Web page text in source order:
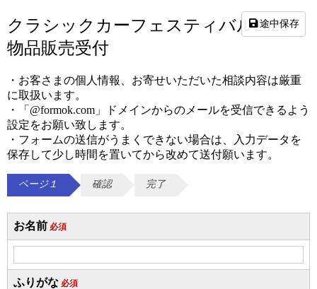
クラシックカーフェスティバル2026
物品販売受付
・お客さまの個人情報、お寄せいただいた相談内容は厳重
に取扱います。
・「@formok.com」ドメインからのメールを受信できるよう
設定をお願い致します。
・フォームの送信がうまくできない場合は、入力データを
保存して少し時間を置いてから改めて送付願います。
ページ１ 確認 完了
お名前 必須
ふりがな 必須
途中保存